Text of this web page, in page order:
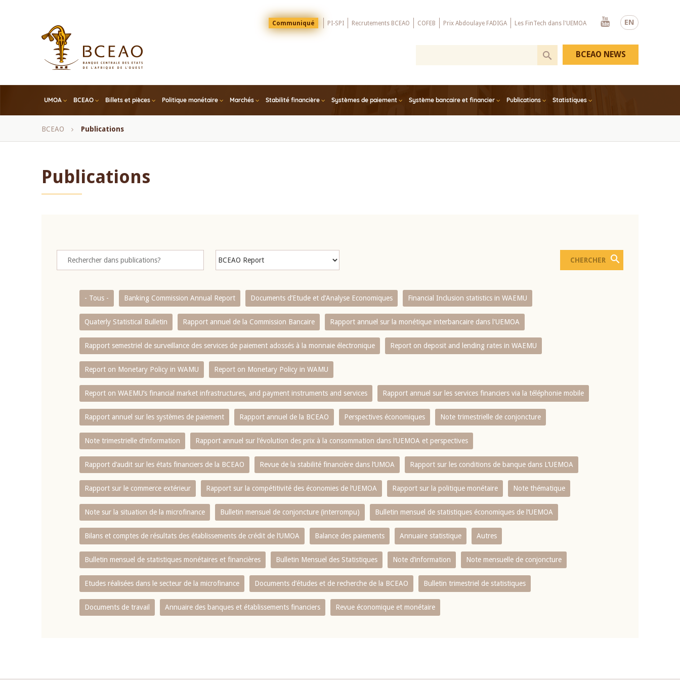
EN
Menu
Top
Communiqué PI-SPI Recrutements BCEAO COFEB Prix Abdoulaye FADIGA Les FinTech dans l'UEMOA
Youtube
UMOA BCEAO Billets et pièces Politique monétaire Marchés Stabilité financière Systèmes de paiement Système bancaire et financier Publications Statistiques
BCEAO NEWS
Fil
BCEAO Publications
Publications
- Tous - Banking Commission Annual Report Documents d’Etude et d’Analyse Economiques Financial Inclusion statistics in WAEMU
Quaterly Statistical Bulletin Rapport annuel de la Commission Bancaire Rapport annuel sur la monétique interbancaire dans l'UEMOA
Rapport semestriel de surveillance des services de paiement adossés à la monnaie électronique Report on deposit and lending rates in WAEMU
Report on Monetary Policy in WAMU Report on Monetary Policy in WAMU
Report on WAEMU’s financial market infrastructures, and payment instruments and services Rapport annuel sur les services financiers via la téléphonie mobile
Rapport annuel sur les systèmes de paiement Rapport annuel de la BCEAO Perspectives économiques Note trimestrielle de conjoncture
Note trimestrielle d‘information Rapport annuel sur l‘évolution des prix à la consommation dans l‘UEMOA et perspectives
Rapport d‘audit sur les états financiers de la BCEAO Revue de la stabilité financière dans l‘UMOA Rapport sur les conditions de banque dans L‘UEMOA
Rapport sur le commerce extérieur Rapport sur la compétitivité des économies de l‘UEMOA Rapport sur la politique monétaire Note thématique
Note sur la situation de la microfinance Bulletin mensuel de conjoncture (interrompu) Bulletin mensuel de statistiques économiques de l‘UEMOA
Bilans et comptes de résultats des établissements de crédit de l‘UMOA Balance des paiements Annuaire statistique Autres
Bulletin mensuel de statistiques monétaires et financières Bulletin Mensuel des Statistiques Note d’information Note mensuelle de conjoncture
Etudes réalisées dans le secteur de la microfinance Documents d’études et de recherche de la BCEAO Bulletin trimestriel de statistiques
Documents de travail Annuaire des banques et établissements financiers Revue économique et monétaire